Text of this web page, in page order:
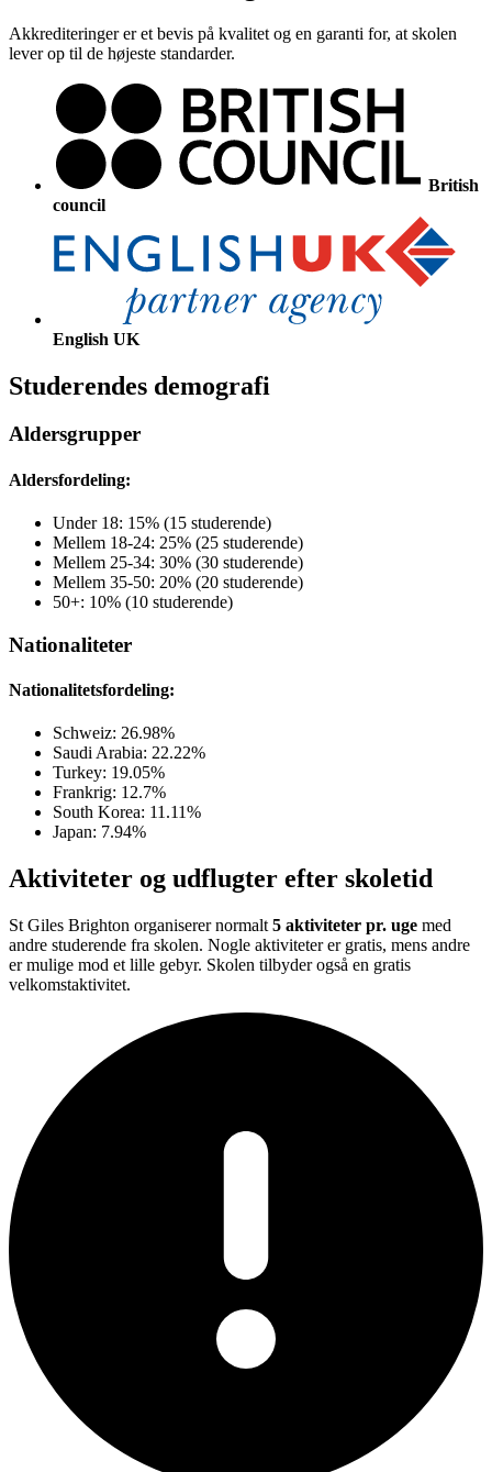
Akkrediteringer er et bevis på kvalitet og en garanti for, at skolen
lever op til de højeste standarder.
British
council
English UK
Studerendes demografi
Aldersgrupper
Aldersfordeling:
Under 18: 15% (15 studerende)
Mellem 18-24: 25% (25 studerende)
Mellem 25-34: 30% (30 studerende)
Mellem 35-50: 20% (20 studerende)
50+: 10% (10 studerende)
Nationaliteter
Nationalitetsfordeling:
Schweiz: 26.98%
Saudi Arabia: 22.22%
Turkey: 19.05%
Frankrig: 12.7%
South Korea: 11.11%
Japan: 7.94%
Aktiviteter og udflugter efter skoletid
St Giles Brighton organiserer normalt 5 aktiviteter pr. uge med
andre studerende fra skolen. Nogle aktiviteter er gratis, mens andre
er mulige mod et lille gebyr. Skolen tilbyder også en gratis
velkomstaktivitet.